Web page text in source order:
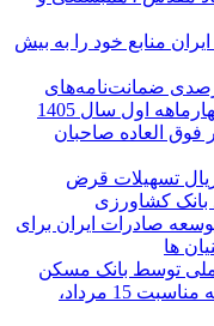
منابع خود را به بیش
۷۰ درصدی منابع و ۱۳۲ درصدی ضمانت‌نامه‌های
اول سال 1405
العاده صاحبان
میلیارد ریال تسهیلات قرض
بانک کشاورزی
توسعه صادرات ایران برای
ها
پیام مدیرعامل بانک توسعه تعاون به مناسبت 15 مرداد،